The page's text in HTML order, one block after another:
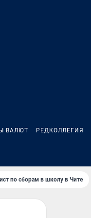
ВАЛЮТ РЕДКОЛЛЕГИЯ
по сборам в школу в Чите